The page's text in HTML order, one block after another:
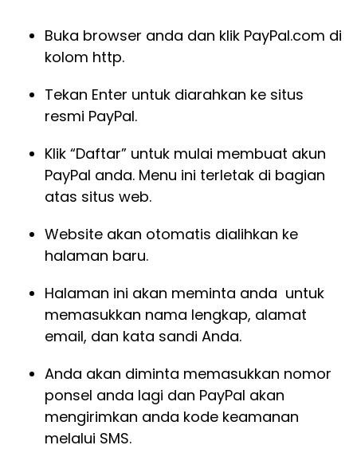
Buka browser anda dan klik PayPal.com di
kolom http.
Tekan Enter untuk diarahkan ke situs
resmi PayPal.
Klik “Daftar” untuk mulai membuat akun
PayPal anda. Menu ini terletak di bagian
atas situs web.
Website akan otomatis dialihkan ke
halaman baru.
Halaman ini akan meminta anda untuk
memasukkan nama lengkap, alamat
email, dan kata sandi Anda.
Anda akan diminta memasukkan nomor
ponsel anda lagi dan PayPal akan
mengirimkan anda kode keamanan
melalui SMS.